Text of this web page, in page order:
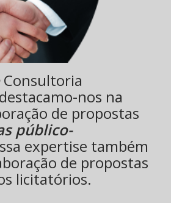
Consultoria
nos na
de propostas
público-
expertise também
de propostas
licitatórios.